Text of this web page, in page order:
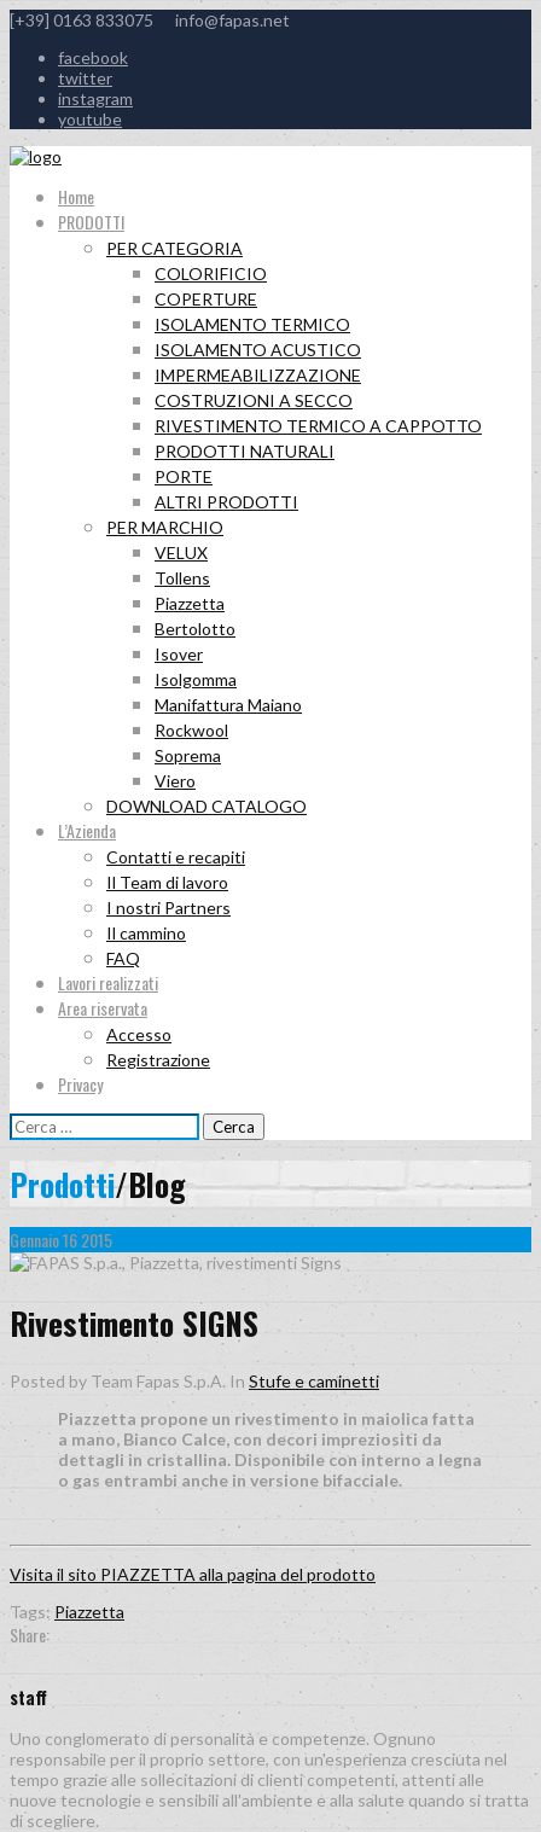
[+39] 0163 833075
info@fapas.net
facebook
twitter
instagram
youtube
Home
PRODOTTI
PER CATEGORIA
COLORIFICIO
COPERTURE
ISOLAMENTO TERMICO
ISOLAMENTO ACUSTICO
IMPERMEABILIZZAZIONE
COSTRUZIONI A SECCO
RIVESTIMENTO TERMICO A CAPPOTTO
PRODOTTI NATURALI
PORTE
ALTRI PRODOTTI
PER MARCHIO
VELUX
Tollens
Piazzetta
Bertolotto
Isover
Isolgomma
Manifattura Maiano
Rockwool
Soprema
Viero
DOWNLOAD CATALOGO
L’Azienda
Contatti e recapiti
Il Team di lavoro
I nostri Partners
Il cammino
FAQ
Lavori realizzati
Area riservata
Accesso
Registrazione
Privacy
Ricerca
per:
Prodotti/Blog
Gennaio162015
Rivestimento SIGNS
Posted by Team Fapas S.p.A. In Stufe e caminetti
Piazzetta propone un rivestimento in maiolica fatta
a mano, Bianco Calce, con decori impreziositi da
dettagli in cristallina. Disponibile con interno a legna
o gas entrambi anche in versione bifacciale.
Visita il sito PIAZZETTA alla pagina del prodotto
Tags: Piazzetta
Share:
staff
Uno conglomerato di personalità e competenze. Ognuno
responsabile per il proprio settore, con un'esperienza cresciuta nel
tempo grazie alle sollecitazioni di clienti competenti, attenti alle
nuove tecnologie e sensibili all'ambiente e alla salute quando si tratta
di scegliere.